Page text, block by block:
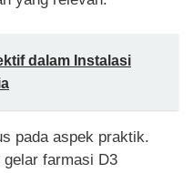
dalam Instalasi
pada aspek praktik.
farmasi D3